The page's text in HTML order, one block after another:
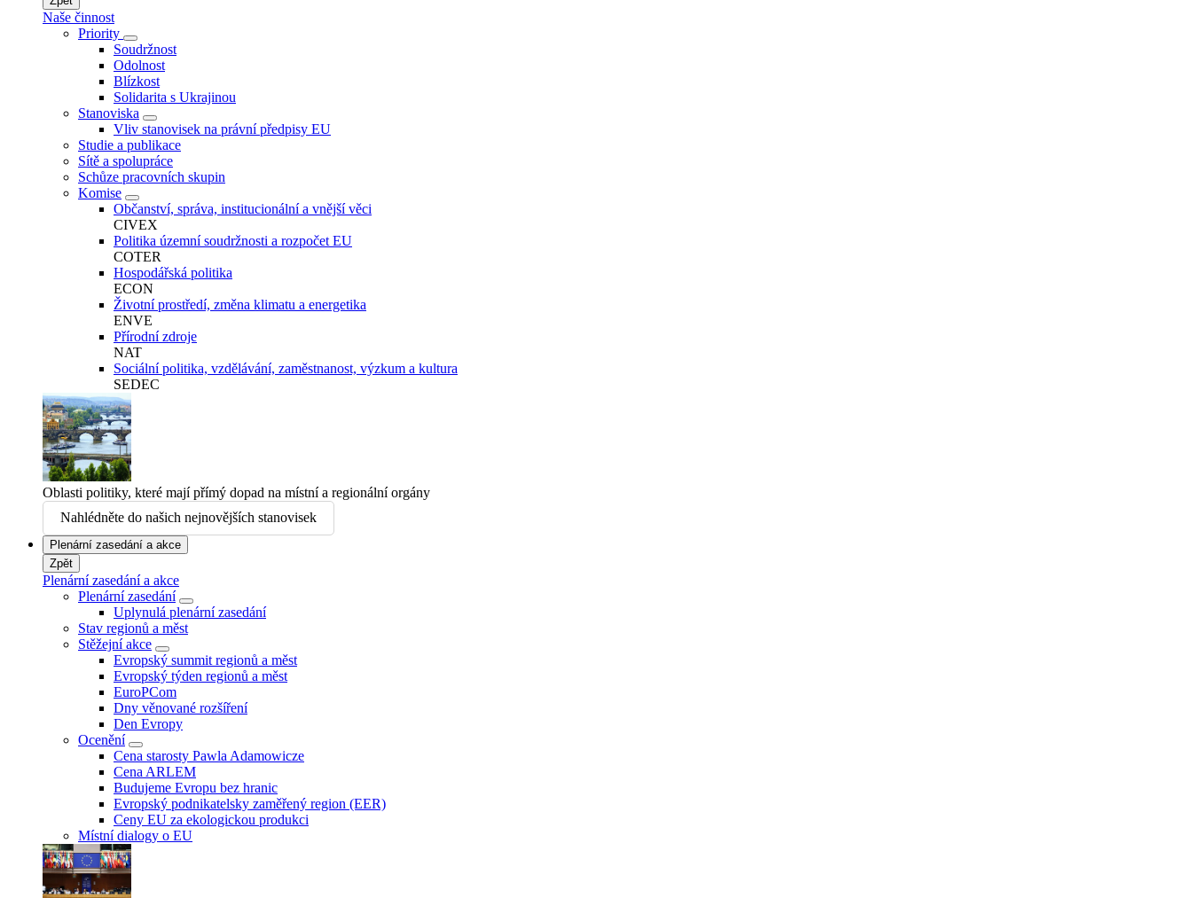
Naše činnost
Priority
Soudržnost
Odolnost
Blízkost
Solidarita s Ukrajinou
Stanoviska
Vliv stanovisek na právní předpisy EU
Studie a publikace
Sítě a spolupráce
Schůze pracovních skupin
Komise
Občanství, správa, institucionální a vnější věci
CIVEX
Politika územní soudržnosti a rozpočet EU
COTER
Hospodářská politika
ECON
Životní prostředí, změna klimatu a energetika
ENVE
Přírodní zdroje
NAT
Sociální politika, vzdělávání, zaměstnanost, výzkum a kultura
SEDEC
Oblasti politiky, které mají přímý dopad na místní a regionální orgány
Nahlédněte do našich nejnovějších stanovisek
Plenární zasedání a akce
Zpět
Plenární zasedání a akce
Plenární zasedání
Uplynulá plenární zasedání
Stav regionů a měst
Stěžejní akce
Evropský summit regionů a měst
Evropský týden regionů a měst
EuroPCom
Dny věnované rozšíření
Den Evropy
Ocenění
Cena starosty Pawla Adamowicze
Cena ARLEM
Budujeme Evropu bez hranic
Evropský podnikatelsky zaměřený region (EER)
Ceny EU za ekologickou produkci
Místní dialogy o EU